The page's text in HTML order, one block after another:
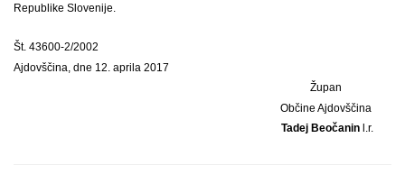
Republike Slovenije.
Št. 43600-2/2002
Ajdovščina, dne 12. aprila 2017
Župan
Občine Ajdovščina
Tadej Beočaninl.r.